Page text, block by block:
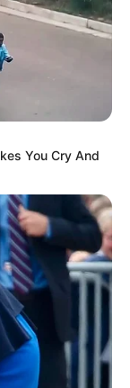
You Cry And